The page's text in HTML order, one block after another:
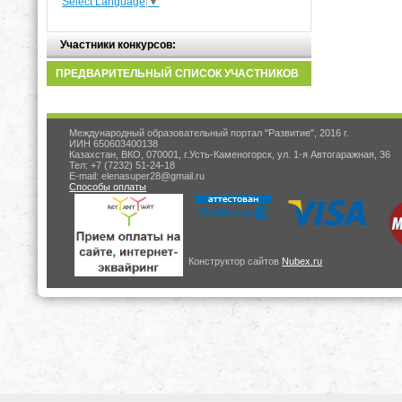
Участники конкурсов:
ПРЕДВАРИТЕЛЬНЫЙ СПИСОК УЧАСТНИКОВ
Международный образовательный портал "Развитие", 2016 г.
ИИН 650603400138
Казахстан, ВКО, 070001, г.Усть-Каменогорск, ул. 1-я Автогаражная, 36
Тел: +7 (7232) 51-24-18
E-mail: elenasuper28@gmail.ru
Способы оплаты
Конструктор сайтов Nubex.ru